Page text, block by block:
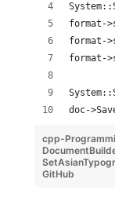
format-
format-
format-
doc-
cpp-
GitHub